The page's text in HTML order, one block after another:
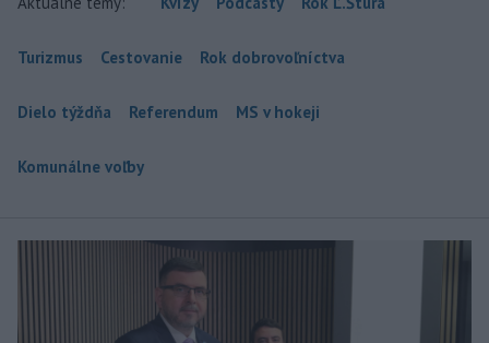
Turizmus Cestovanie Rok dobrovoľníctva
Dielo týždňa Referendum MS v hokeji
Komunálne voľby